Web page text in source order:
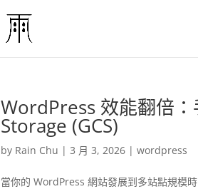
WordPress 效能翻倍
Storage (GCS)
by Rain Chu |3 月 3, 2026 |wordpress
當你的 WordPress 網站發展到多站點規模